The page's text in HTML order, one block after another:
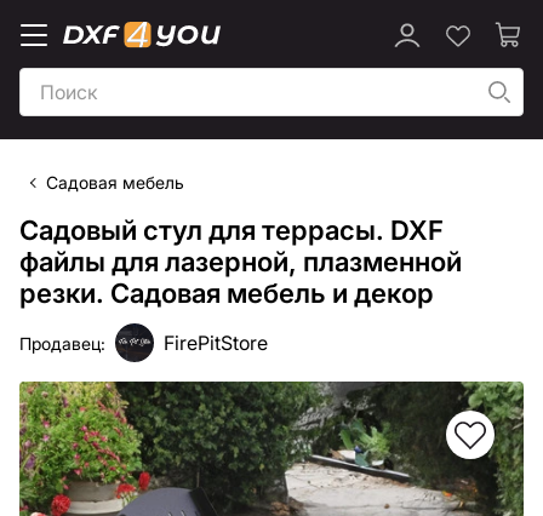
Садовая мебель
Садовый стул для террасы. DXF
файлы для лазерной, плазменной
резки. Садовая мебель и декор
Продавец: FirePitStore